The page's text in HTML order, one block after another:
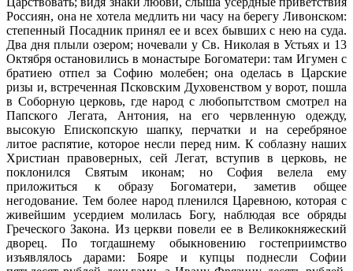
Россиян, она не хотела медлить ни часу на берегу Ливонском:
степенный Посадник принял ее и всех бывших с нею на суда.
Два дня плыли озером; ночевали у Св. Николая в Устьях и 13
Октября остановились в монастыре Богоматери: там Игумен с
братиею отпел за Софию молебен; она оделась в Царские
ризы и, встреченная Псковским Духовенством у ворот, пошла
в Соборную церковь, где народ с любопытством смотрел на
Папского Легата, Антония, на его червленную одежду,
высокую Епископскую шапку, перчатки и на серебряное
литое распятие, которое несли перед ним. К соблазну наших
Христиан правоверных, сей Легат, вступив в церковь, не
поклонился Святым иконам; но София велела ему
приложиться к образу Богоматери, заметив общее
негодование. Тем более народ пленился Царевною, которая с
живейшим усердием молилась Богу, наблюдая все обряды
Греческого Закона. Из церкви повели ее в Великокняжеский
дворец. По тогдашнему обыкновению гостеприимство
изъявлялось дарами: Бояре и купцы поднесли Софии